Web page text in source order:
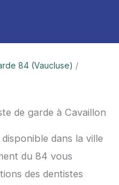
84 (Vaucluse) /
de garde à Cavaillon
dans la ville
du 84 vous
des dentistes